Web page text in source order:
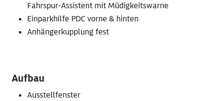
Fahrspur-Assistent mit Müdigkeitswarne
Einparkhilfe PDC vorne & hinten
Anhängerkupplung fest
Aufbau
Ausstellfenster